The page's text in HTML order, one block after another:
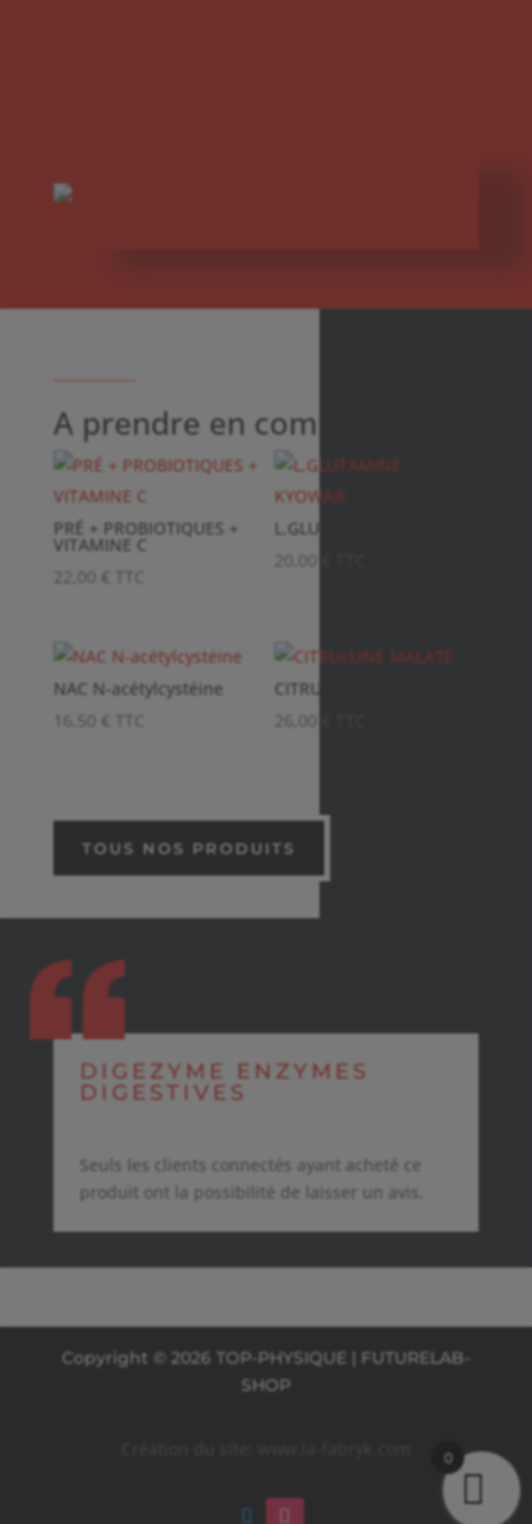
A prendre en complément :
PRÉ + PROBIOTIQUES +
VITAMINE C
22,00 € TTC
L.GLUTAMINE KYOWA®
20,00
NAC N-acétylcystéine
16,50 € TTC
CITRULLINE MALATE
26,00
TOUS NOS PRODUITS
DIGEZYME ENZYMES
DIGESTIVES
Seuls les clients connectés ayant acheté ce
produit ont la possibilité de laisser un avis.
Copyright © 2026 TOP-PHYSIQUE | FUTURELAB-
SHOP
0